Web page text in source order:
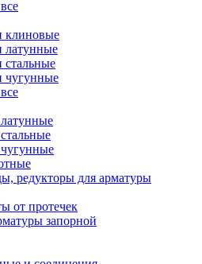
клиновые
латунные
стальные
чугунные
редукторы для арматуры
от протечек
запорной